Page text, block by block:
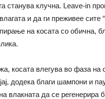
станува клучна. Leave-in
и да ги преживее
на косата со обична,
косата влегува во фаза
додека благи шампони и
влакната да се регенерира